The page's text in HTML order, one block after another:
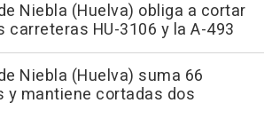
Niebla (Huelva) obliga a cortar
carreteras HU-3106 y la A-493
Niebla (Huelva) suma 66
y mantiene cortadas dos